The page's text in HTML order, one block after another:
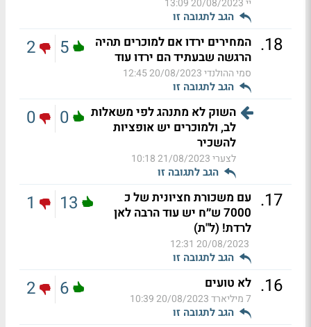
הגב לתגובה זו
18
. המחירים ירדו אם למוכרים תהיה
הרגשה שבעתיד הם ירדו עוד
סמי ההולנדי20/08/2023 12:45
הגב לתגובה זו
5
2
השוק לא מתנהג לפי משאלות
לב, ולמוכרים יש אופציות
להשכיר
לצערי21/08/2023 10:18
הגב לתגובה זו
0
0
17
. עם משכורת חציונית של כ
7000 ש״ח יש עוד הרבה לאן
לרדת! (ל"ת)
20/08/2023 12:31
הגב לתגובה זו
13
1
16
. לא טועים
7 מיליארד 20/08/2023 10:39
הגב לתגובה זו
6
2